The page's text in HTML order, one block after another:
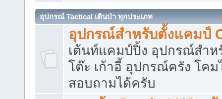
อุปกรณ์ Tactical เดินป่า ทุกประเภท
อุปกรณ์สำหรับตั้งแคมป์
เต้นท์แคมป์ปิ้ง อุปกรณ์สำ
โต๊ะ เก้าอี้ อุปกรณ์ครัง โคม
สอบถามได้ครับ